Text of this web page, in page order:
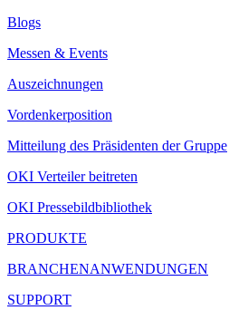
Blogs
Messen & Events
Auszeichnungen
Vordenkerposition
Mitteilung des Präsidenten der Gruppe
OKI Verteiler beitreten
OKI Pressebildbibliothek
PRODUKTE
BRANCHENANWENDUNGEN
SUPPORT